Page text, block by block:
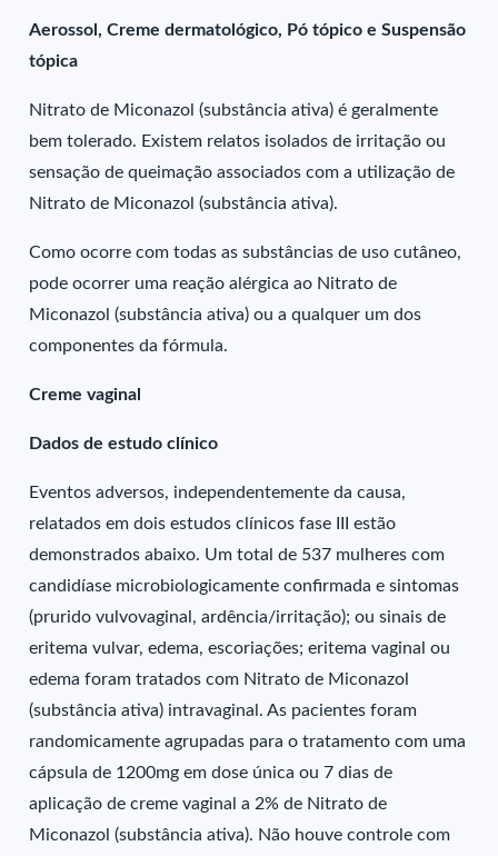
Aerossol, Creme dermatológico, Pó tópico e Suspensão
tópica
Nitrato de Miconazol (substância ativa) é geralmente
bem tolerado. Existem relatos isolados de irritação ou
sensação de queimação associados com a utilização de
Nitrato de Miconazol (substância ativa).
Como ocorre com todas as substâncias de uso cutâneo,
pode ocorrer uma reação alérgica ao Nitrato de
Miconazol (substância ativa) ou a qualquer um dos
componentes da fórmula.
Creme vaginal
Dados de estudo clínico
Eventos adversos, independentemente da causa,
relatados em dois estudos clínicos fase III estão
demonstrados abaixo. Um total de 537 mulheres com
candidíase microbiologicamente confirmada e sintomas
(prurido vulvovaginal, ardência/irritação); ou sinais de
eritema vulvar, edema, escoriações; eritema vaginal ou
edema foram tratados com Nitrato de Miconazol
(substância ativa) intravaginal. As pacientes foram
randomicamente agrupadas para o tratamento com uma
cápsula de 1200mg em dose única ou 7 dias de
aplicação de creme vaginal a 2% de Nitrato de
Miconazol (substância ativa). Não houve controle com